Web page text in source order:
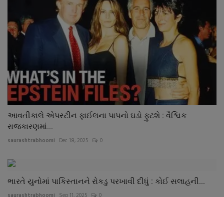
આવતીકાલે એપસ્ટીન ફાઈલના પાપનો ઘડો ફુટશે : વૈશ્વિક
રાજકારણમાં...
saurashtrabhoomi Dec 18, 2025 0
ભારતે યુનોમાં પાકિસ્તાનને રોકડુ પરખાવી દીધું : કોઈ સલાહની...